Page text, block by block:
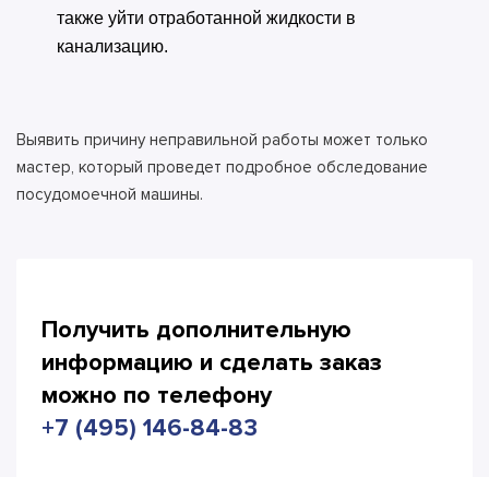
также уйти отработанной жидкости в
канализацию.
Выявить причину неправильной работы может только
мастер, который проведет подробное обследование
посудомоечной машины.
Получить дополнительную
информацию и сделать заказ
можно по телефону
+7 (495) 146-84-83